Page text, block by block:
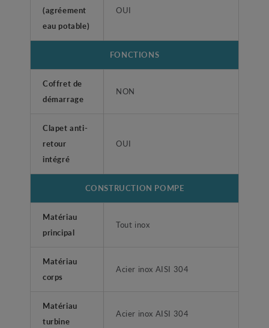
(agréement
eau potable)
OUI
FONCTIONS
Coffret de
démarrage
NON
Clapet anti-
retour
intégré
OUI
CONSTRUCTION POMPE
Matériau
principal
Tout inox
Matériau
corps
Acier inox AISI 304
Matériau
turbine
Acier inox AISI 304